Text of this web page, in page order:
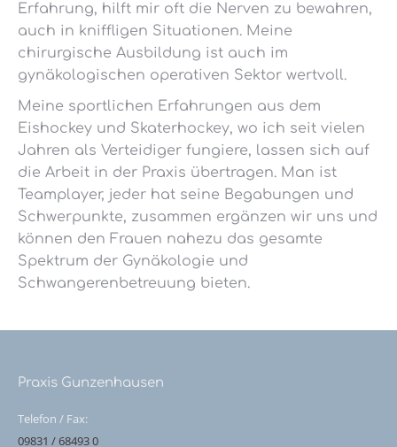
Erfahrung, hilft mir oft die Nerven zu bewahren,
auch in kniffligen Situationen. Meine
chirurgische Ausbildung ist auch im
gynäkologischen operativen Sektor wertvoll.
Meine sportlichen Erfahrungen aus dem
Eishockey und Skaterhockey, wo ich seit vielen
Jahren als Verteidiger fungiere, lassen sich auf
die Arbeit in der Praxis übertragen. Man ist
Teamplayer, jeder hat seine Begabungen und
Schwerpunkte, zusammen ergänzen wir uns und
können den Frauen nahezu das gesamte
Spektrum der Gynäkologie und
Schwangerenbetreuung bieten.
Praxis Gunzenhausen
Telefon / Fax:
09831 / 68493 0